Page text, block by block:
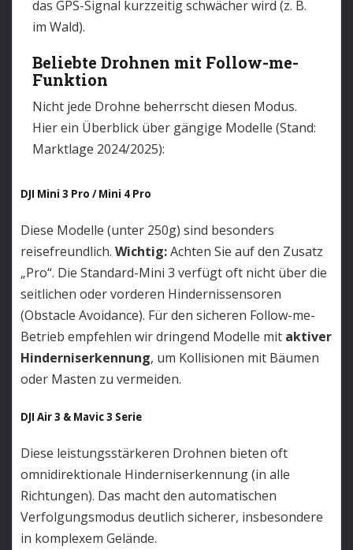
das GPS-Signal kurzzeitig schwächer wird (z. B.
im Wald).
Beliebte Drohnen mit Follow-me-
Funktion
Nicht jede Drohne beherrscht diesen Modus.
Hier ein Überblick über gängige Modelle (Stand:
Marktlage 2024/2025):
DJI Mini 3 Pro / Mini 4 Pro
Diese Modelle (unter 250g) sind besonders
reisefreundlich. Wichtig:Achten Sie auf den Zusatz
„Pro“. Die Standard-Mini 3 verfügt oft nicht über die
seitlichen oder vorderen Hindernissensoren
(Obstacle Avoidance). Für den sicheren Follow-me-
Betrieb empfehlen wir dringend Modelle mit aktiver
Hinderniserkennung, um Kollisionen mit Bäumen
oder Masten zu vermeiden.
DJI Air 3 & Mavic 3 Serie
Diese leistungsstärkeren Drohnen bieten oft
omnidirektionale Hinderniserkennung (in alle
Richtungen). Das macht den automatischen
Verfolgungsmodus deutlich sicherer, insbesondere
in komplexem Gelände.